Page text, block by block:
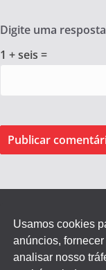
Digite uma
1 + seis =
Federação dos
Comércio do Estado
Usamos cookies
anúncios,
analisar nosso